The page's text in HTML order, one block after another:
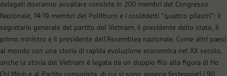
delegati dovranno avvallare consiste in 200 membri del Congresso
Nazionale, 14-19 membri del Politburo e i cosiddetti “quattro pilastri”: il
segretario generale del partito del Vietnam, il presidente dello stato, il
primo ministro e il presidente dell’Assemblea nazionale. Come altri paesi
al mondo con una storia di rapida evoluzione economica nel XX secolo,
anche la storia del Vietnam è legata da un doppio filo alla figura di Ho
Chi Minh e al Partito comunista, di cui si sono appena festeggiati i 90